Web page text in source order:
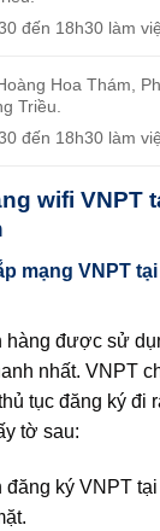
đến 18h30 làm
Hoa Thám,
Triều.
đến 18h30 làm
wifi VNPT
mạng VNPT
hàng được sử
nhất. VNPT
tục đăng ký đi
tờ sau:
đăng ký VNPT